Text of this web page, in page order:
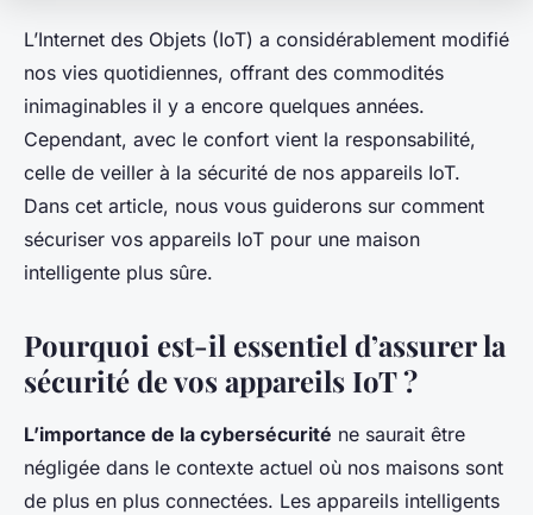
L’Internet des Objets (IoT) a considérablement modifié
nos vies quotidiennes, offrant des commodités
inimaginables il y a encore quelques années.
Cependant, avec le confort vient la responsabilité,
celle de veiller à la sécurité de nos appareils IoT.
Dans cet article, nous vous guiderons sur comment
sécuriser vos appareils IoT pour une maison
intelligente plus sûre.
Pourquoi est-il essentiel d’assurer la
sécurité de vos appareils IoT ?
L’importance de la cybersécurité ne saurait être
négligée dans le contexte actuel où nos maisons sont
de plus en plus connectées. Les appareils intelligents